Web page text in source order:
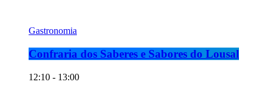
Gastronomia
Confraria dos Saberes e Sabores do Lousal
12:10 - 13:00